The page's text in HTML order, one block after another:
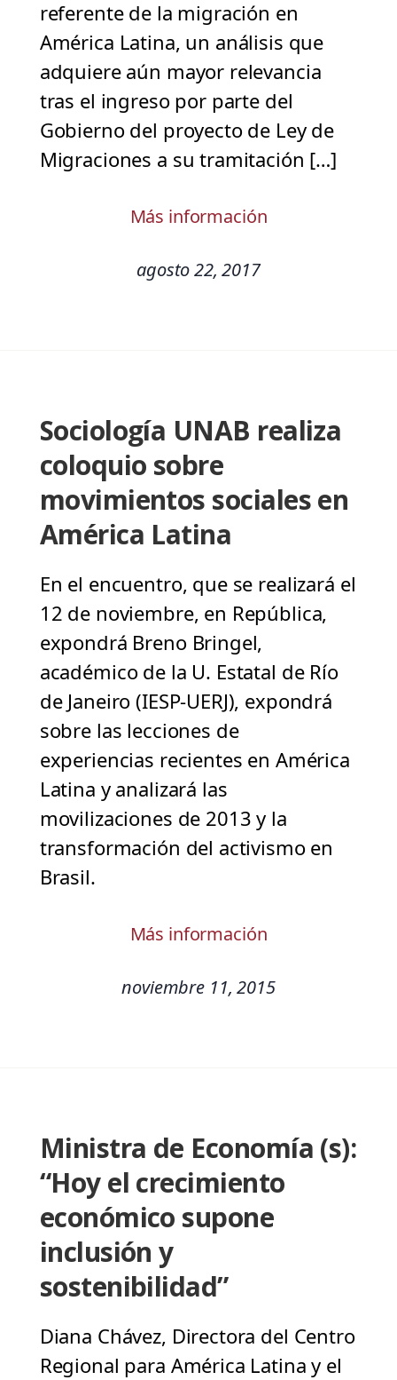
referente de la migración en
América Latina, un análisis que
adquiere aún mayor relevancia
tras el ingreso por parte del
Gobierno del proyecto de Ley de
Migraciones a su tramitación […]
Más información
agosto 22, 2017
Sociología UNAB realiza
coloquio sobre
movimientos sociales en
América Latina
En el encuentro, que se realizará el
12 de noviembre, en República,
expondrá Breno Bringel,
académico de la U. Estatal de Río
de Janeiro (IESP-UERJ), expondrá
sobre las lecciones de
experiencias recientes en América
Latina y analizará las
movilizaciones de 2013 y la
transformación del activismo en
Brasil.
Más información
noviembre 11, 2015
Ministra de Economía (s):
“Hoy el crecimiento
económico supone
inclusión y
sostenibilidad”
Diana Chávez, Directora del Centro
Regional para América Latina y el